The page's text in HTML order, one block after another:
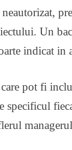
Un
indicat in
pot fi
specificul